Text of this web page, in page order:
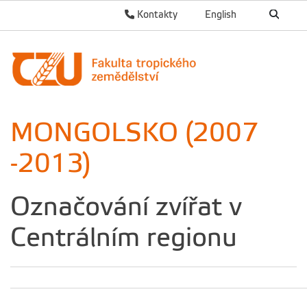
English
Kontakty
MONGOLSKO (2007
-2013)
Označování zvířat v
Centrálním regionu